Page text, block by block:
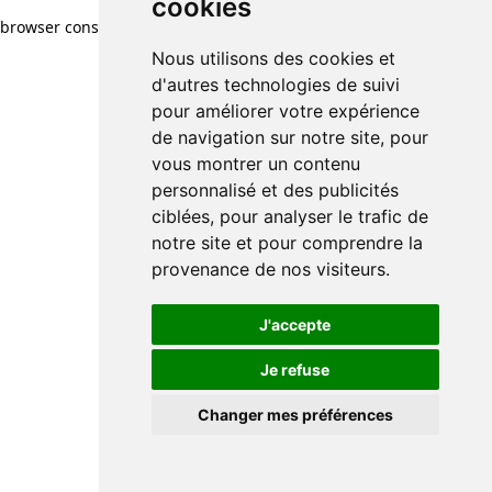
cookies
Nous utilisons des cookies et
d'autres technologies de suivi
pour améliorer votre expérience
de navigation sur notre site, pour
vous montrer un contenu
personnalisé et des publicités
ciblées, pour analyser le trafic de
notre site et pour comprendre la
provenance de nos visiteurs.
J'accepte
Je refuse
Changer mes préférences
browser console for more information)